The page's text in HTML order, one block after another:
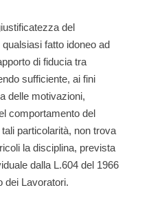
del
fatto idoneo ad
di fiducia tra
sufficiente, ai fini
delle motivazioni,
comportamento del
particolarità, non trova
la disciplina, prevista
dalla L.604 del 1966
dei Lavoratori.